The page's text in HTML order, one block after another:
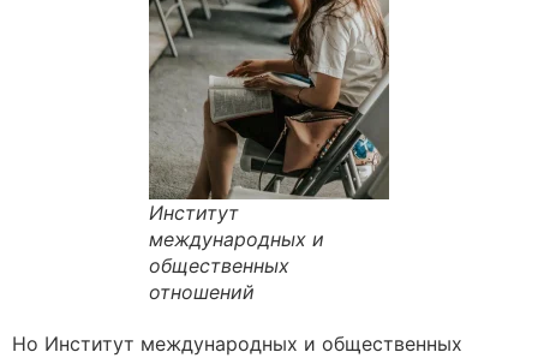
Институт
международных и
общественных
отношений
Но Институт международных и общественных